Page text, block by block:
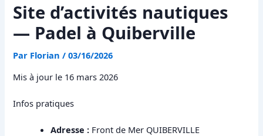
Site d’activités nautiques
— Padel à Quiberville
Par Florian/03/16/2026
Mis à jour le 16 mars 2026
Infos pratiques
Adresse : Front de Mer QUIBERVILLE